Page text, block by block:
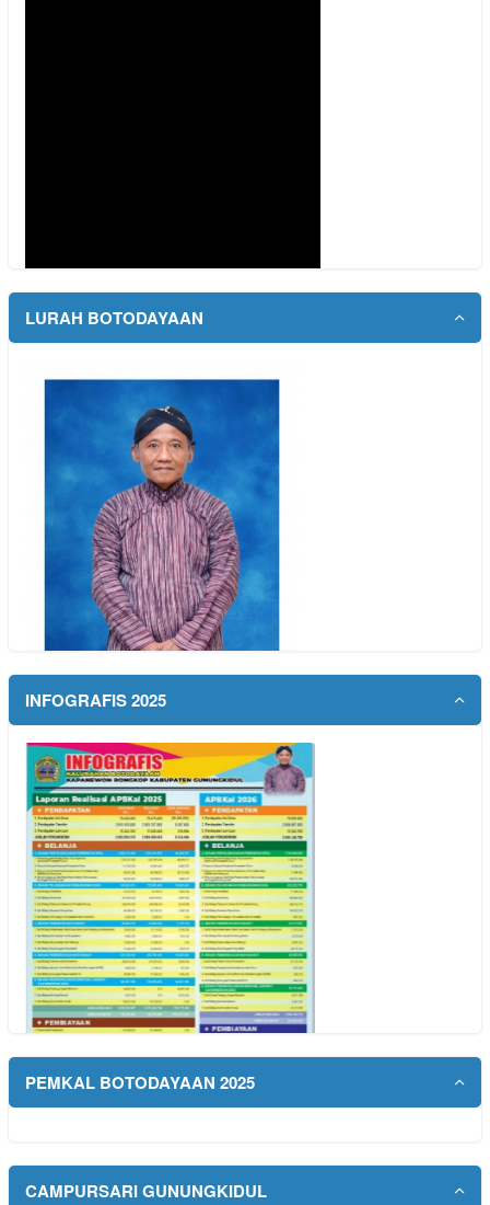
LURAH BOTODAYAAN
INFOGRAFIS 2025
PEMKAL BOTODAYAAN 2025
CAMPURSARI GUNUNGKIDUL